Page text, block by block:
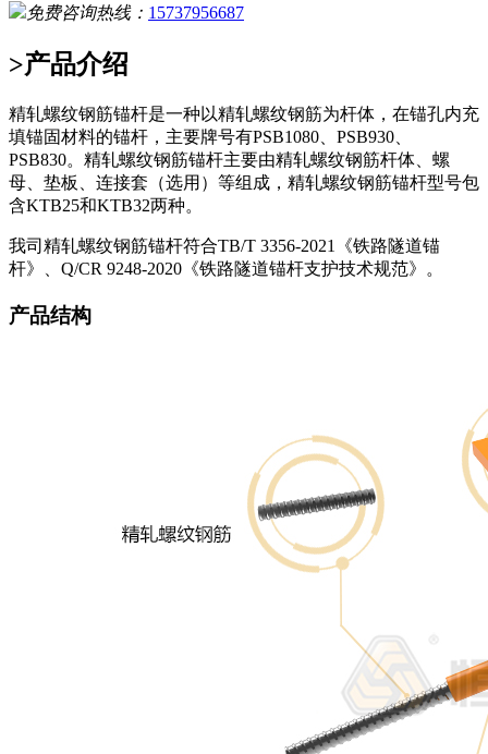
免费咨询热线： 15737956687
>产品介绍
精轧螺纹钢筋锚杆是一种以精轧螺纹钢筋为杆体，在锚孔内充
填锚固材料的锚杆，主要牌号有PSB1080、PSB930、
PSB830。精轧螺纹钢筋锚杆主要由精轧螺纹钢筋杆体、螺
母、垫板、连接套（选用）等组成，精轧螺纹钢筋锚杆型号包
含KTB25和KTB32两种。
我司精轧螺纹钢筋锚杆符合TB/T 3356-2021《铁路隧道锚
杆》、Q/CR 9248-2020《铁路隧道锚杆支护技术规范》。
产品结构